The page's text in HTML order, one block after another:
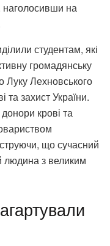
наголосивши на
студентам, які
громадянську
Луку Лехновського
та захист України.
крові та
що сучасний
з великим